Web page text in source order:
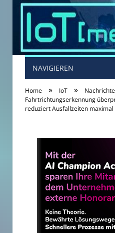
NAVIGIEREN
Home » IoT »
Fahrtrichtungserkennung
reduziert Ausfallzeiten